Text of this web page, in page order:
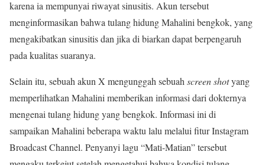
karena ia mempunyai riwayat sinusitis. Akun tersebut
menginformasikan bahwa tulang hidung Mahalini bengkok, yang
mengakibatkan sinusitis dan jika di biarkan dapat berpengaruh
pada kualitas suaranya.
Selain itu, sebuah akun X mengunggah sebuah screen shotyang
memperlihatkan Mahalini memberikan informasi dari dokternya
mengenai tulang hidung yang bengkok. Informasi ini di
sampaikan Mahalini beberapa waktu lalu melalui fitur Instagram
Broadcast Channel. Penyanyi lagu “Mati-Matian” tersebut